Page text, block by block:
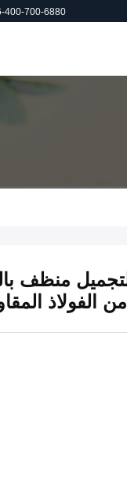
400-700-6880
منظف
المقاوم للصدأ 960